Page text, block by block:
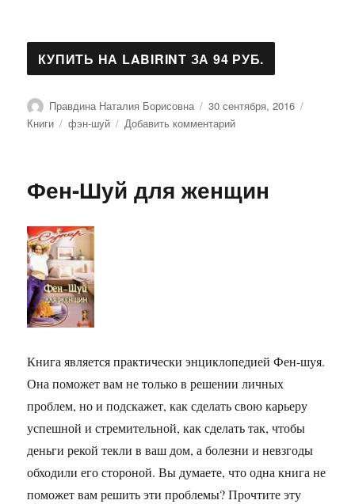
Автор
Правдина Наталия Борисовна Опубликовано
30 сентября, 2016
Книги
Метки
фэн-шуй Добавить комментарийк
фэншуй
2010
Фен-Шуй для женщин
Книга является практически энциклопедией Фен-шуя.
Она поможет вам не только в решении личных
проблем, но и подскажет, как сделать свою карьеру
успешной и стремительной, как сделать так, чтобы
деньги рекой текли в ваш дом, а болезни и невзгоды
обходили его стороной. Вы думаете, что одна книга не
поможет вам решить эти проблемы? Прочтите эту